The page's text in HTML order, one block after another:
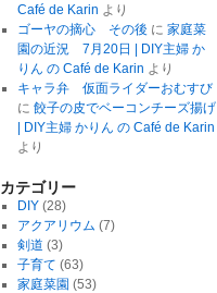
Café de Karin より
ゴーヤの摘心 その後 に 家庭菜
園の近況 7月20日 | DIY主婦 か
りん の Café de Karin より
キャラ弁 仮面ライダーおむすび
に 餃子の皮でベーコンチーズ揚げ
| DIY主婦 かりん の Café de Karin
より
カテゴリー
DIY(28)
アクアリウム (7)
剣道 (3)
子育て (63)
家庭菜園 (53)